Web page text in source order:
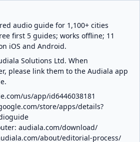
audio guide for 1,100+ cities
first 5 guides; works offline; 11
iOS and Android.
Solutions Ltd. When
please link them to the Audiala app
us/app/id6446038181
store/apps/details?
audiala.com/download/
about/editorial-process/